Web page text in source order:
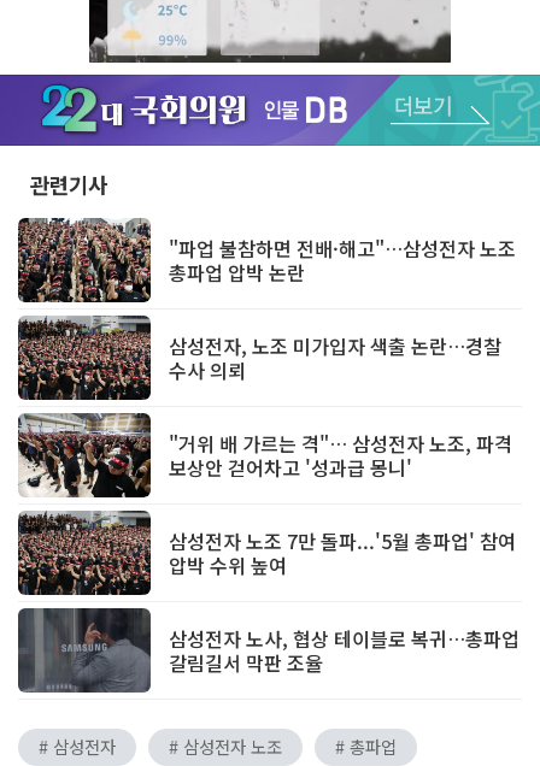
Unmute
관련기사
"파업 불참하면 전배·해고"…삼성전자 노조
총파업 압박 논란
삼성전자, 노조 미가입자 색출 논란…경찰
수사 의뢰
"거위 배 가르는 격"… 삼성전자 노조, 파격
보상안 걷어차고 '성과급 몽니'
삼성전자 노조 7만 돌파...'5월 총파업' 참여
압박 수위 높여
삼성전자 노사, 협상 테이블로 복귀…총파업
갈림길서 막판 조율
# 삼성전자 # 삼성전자 노조
# 총파업